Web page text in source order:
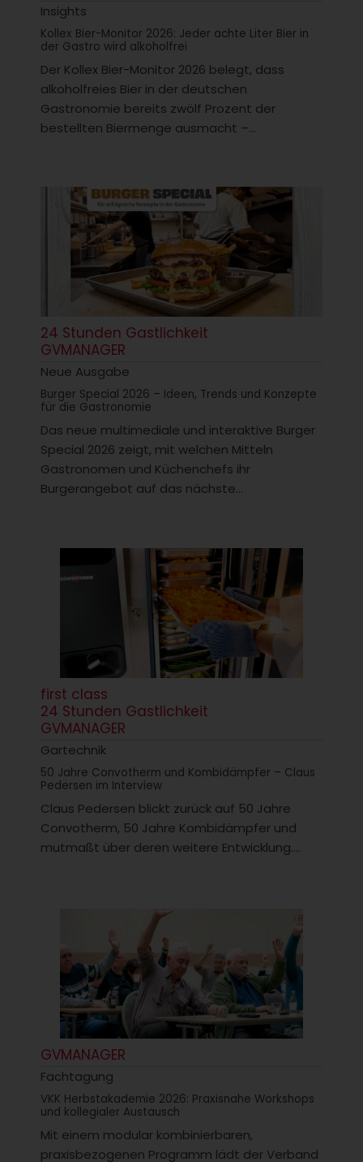
Insights
Kollex Bier-Monitor 2026: Jeder achte Liter Bier in
der Gastro wird alkoholfrei
Der Kollex Bier-Monitor 2026 belegt, dass
alkoholfreies Bier in der deutschen
Gastronomie bereits zwölf Prozent der
bestellten Biermenge ausmacht –...
24 Stunden Gastlichkeit
GVMANAGER
Neue Ausgabe
Burger Special 2026 – Ideen, Trends und Konzepte
für die Gastronomie
Das neue multimediale und interaktive Burger
Special 2026 zeigt, mit welchen Mitteln
Gastronomen und Küchenchefs ihr
Burgerangebot auf das nächste...
first class
24 Stunden Gastlichkeit
GVMANAGER
Gartechnik
50 Jahre Convotherm und Kombidämpfer – Claus
Pedersen im Interview
Claus Pedersen blickt zurück auf 50 Jahre
Convotherm, 50 Jahre Kombidämpfer und
mutmaßt über deren weitere Entwicklung....
GVMANAGER
Fachtagung
VKK Herbstakademie 2026: Praxisnahe Workshops
und kollegialer Austausch
Mit einem modular kombinierbaren,
praxisbezogenen Programm lädt der Verband